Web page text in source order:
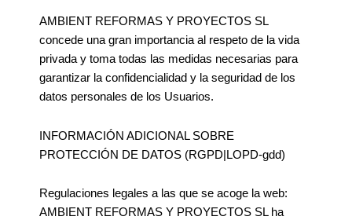
AMBIENT REFORMAS Y PROYECTOS SL
concede una gran importancia al respeto de la vida
privada y toma todas las medidas necesarias para
garantizar la confidencialidad y la seguridad de los
datos personales de los Usuarios.
INFORMACIÓN ADICIONAL SOBRE
PROTECCIÓN DE DATOS (RGPD|LOPD-gdd)
Regulaciones legales a las que se acoge la web:
AMBIENT REFORMAS Y PROYECTOS SL ha